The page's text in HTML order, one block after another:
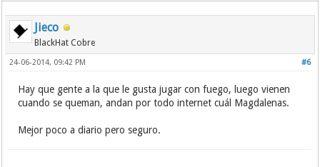
Jieco
BlackHat Cobre
#6
24-06-2014, 09:42 PM
Hay que gente a la que le gusta jugar con fuego, luego vienen
cuando se queman, andan por todo internet cuál Magdalenas.
Mejor poco a diario pero seguro.